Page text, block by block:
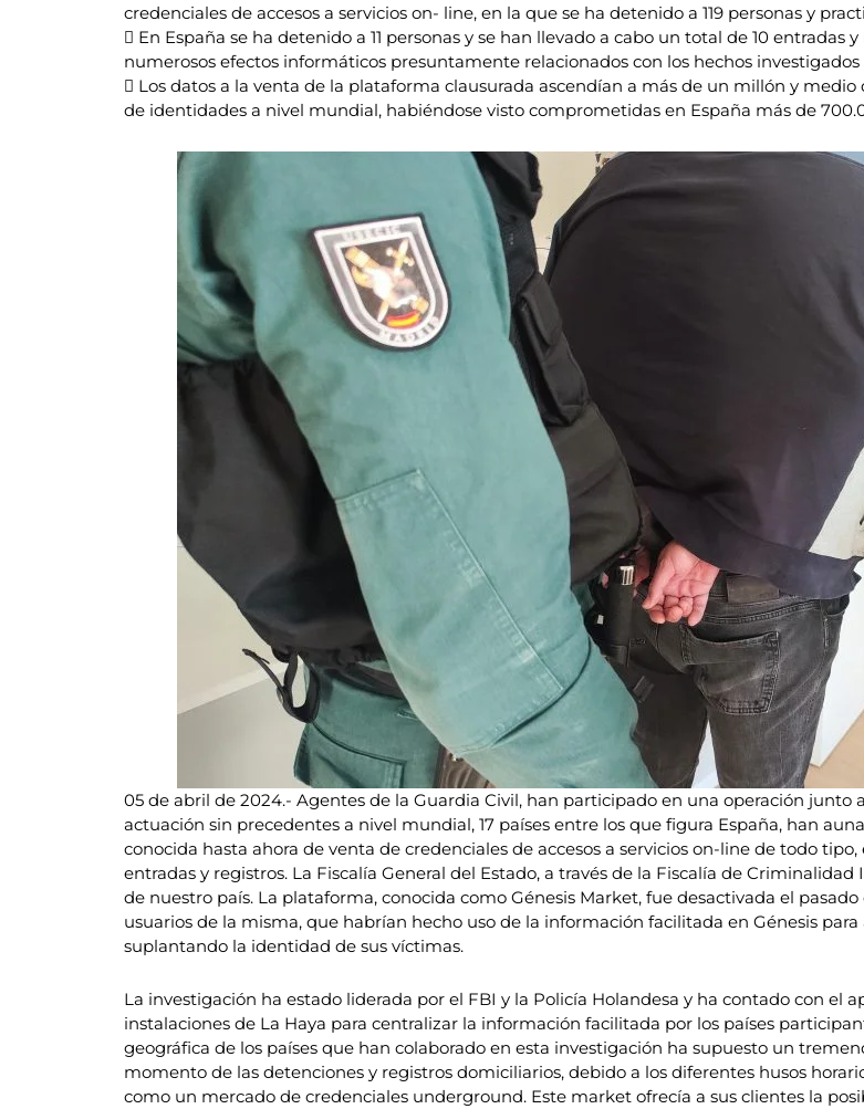
credenciales de accesos a servicios on- line, en la que se ha detenido a 119 personas y
 En España se ha detenido a 11 personas y se han llevado a cabo un total de 10
numerosos efectos informáticos presuntamente relacionados con los hechos investigados
 Los datos a la venta de la plataforma clausurada ascendían a más de un millón y
de identidades a nivel mundial, habiéndose visto comprometidas en España más de
05 de abril de 2024.- Agentes de la Guardia Civil, han participado en una operación junto
actuación sin precedentes a nivel mundial, 17 países entre los que figura España, han
conocida hasta ahora de venta de credenciales de accesos a servicios on-line de todo
entradas y registros. La Fiscalía General del Estado, a través de la Fiscalía de
de nuestro país. La plataforma, conocida como Génesis Market, fue desactivada el
usuarios de la misma, que habrían hecho uso de la información facilitada en Génesis
suplantando la identidad de sus víctimas.
La investigación ha estado liderada por el FBI y la Policía Holandesa y ha contado con el
instalaciones de La Haya para centralizar la información facilitada por los países
geográfica de los países que han colaborado en esta investigación ha supuesto un
momento de las detenciones y registros domiciliarios, debido a los diferentes husos
como un mercado de credenciales underground. Este market ofrecía a sus clientes la